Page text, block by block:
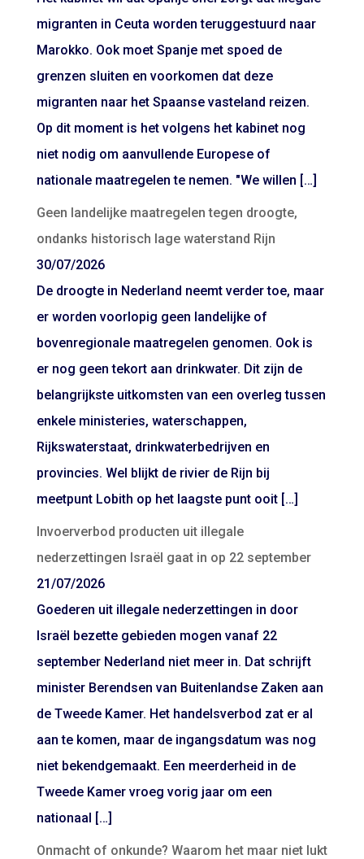
migranten in Ceuta worden teruggestuurd naar
Marokko. Ook moet Spanje met spoed de
grenzen sluiten en voorkomen dat deze
migranten naar het Spaanse vasteland reizen.
Op dit moment is het volgens het kabinet nog
niet nodig om aanvullende Europese of
nationale maatregelen te nemen. "We willen […]
Geen landelijke maatregelen tegen droogte,
ondanks historisch lage waterstand Rijn
30/07/2026
De droogte in Nederland neemt verder toe, maar
er worden voorlopig geen landelijke of
bovenregionale maatregelen genomen. Ook is
er nog geen tekort aan drinkwater. Dit zijn de
belangrijkste uitkomsten van een overleg tussen
enkele ministeries, waterschappen,
Rijkswaterstaat, drinkwaterbedrijven en
provincies. Wel blijkt de rivier de Rijn bij
meetpunt Lobith op het laagste punt ooit […]
Invoerverbod producten uit illegale
nederzettingen Israël gaat in op 22 september
21/07/2026
Goederen uit illegale nederzettingen in door
Israël bezette gebieden mogen vanaf 22
september Nederland niet meer in. Dat schrijft
minister Berendsen van Buitenlandse Zaken aan
de Tweede Kamer. Het handelsverbod zat er al
aan te komen, maar de ingangsdatum was nog
niet bekendgemaakt. Een meerderheid in de
Tweede Kamer vroeg vorig jaar om een
nationaal […]
Onmacht of onkunde? Waarom het maar niet lukt